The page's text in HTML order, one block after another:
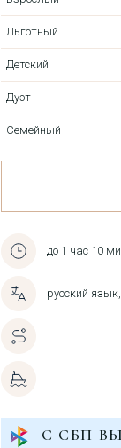
Льготный
Детский
Дуэт
Семейный
до 1 час 10
русский
С СБП